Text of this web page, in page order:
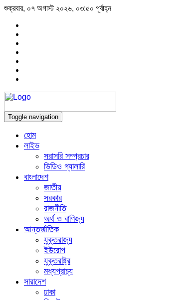
শুক্রবার, ০৭ অগাস্ট ২০২৬, ০৩:৫০ পূর্বাহ্ন
Toggle navigation
হোম
লাইভ
সরাসরি সম্প্রচার
ভিডিও গ্যালারি
বাংলাদেশ
জাতীয়
সরকার
রাজনীতি
অর্থ ও বাণিজ্য
আন্তর্জাতিক
যুক্তরাজ্য
ইউরোপ
যুক্তরাষ্ট্র
মধ্যপ্রাচ্য
সারাদেশ
ঢাকা